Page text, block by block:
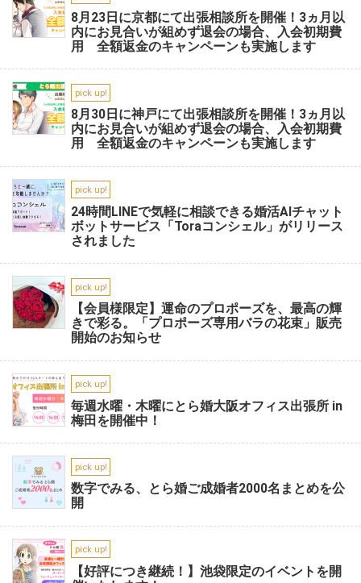
8月23日に京都にて出張相談所を開催！3ヵ月以
内にお見合いが組めず退会の場合、入会初期費
用 全額返金のキャンペーンも実施します
pick up!
8月30日に神戸にて出張相談所を開催！3ヵ月以
内にお見合いが組めず退会の場合、入会初期費
用 全額返金のキャンペーンも実施します
pick up!
24時間LINEで気軽に相談できる婚活AIチャット
ボットサービス「Toraコンシェル」がリリース
されました
pick up!
【会員様限定】運命のプロポーズを、最高の輝
きで彩る。「プロポーズ専用バラの花束」販売
開始のお知らせ
pick up!
毎週水曜・木曜にとら婚大阪オフィス出張所 in
梅田を開催中！
pick up!
数字でみる、とら婚ご成婚者2000名まとめを公
開
pick up!
【好評につき継続！】池袋限定のイベントを開